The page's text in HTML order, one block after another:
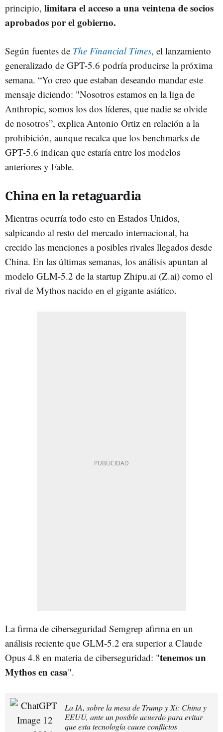
principio, limitara el acceso a una veintena de socios
aprobados por el gobierno.
Según fuentes de The Financial Times, el lanzamiento
generalizado de GPT-5.6 podría producirse la próxima
semana. “Yo creo que estaban deseando mandar este
mensaje diciendo: "Nosotros estamos en la liga de
Anthropic, somos los dos líderes, que nadie se olvide
de nosotros”, explica Antonio Ortiz en relación a la
prohibición, aunque recalca que los benchmarks de
GPT-5.6 indican que estaría entre los modelos
anteriores y Fable.
China en la retaguardia
Mientras ocurría todo esto en Estados Unidos,
salpicando al resto del mercado internacional, ha
crecido las menciones a posibles rivales llegados desde
China. En las últimas semanas, los análisis apuntan al
modelo GLM-5.2 de la startup Zhipu.ai (Z.ai) como el
rival de Mythos nacido en el gigante asiático.
La firma de ciberseguridad Semgrep afirma en un
análisis reciente que GLM-5.2 era superior a Claude
Opus 4.8 en materia de ciberseguridad: "tenemos un
Mythos en casa".
La IA, sobre la mesa de Trump y Xi: China y
EEUU, ante un posible acuerdo para evitar
que esta tecnología cause conflictos